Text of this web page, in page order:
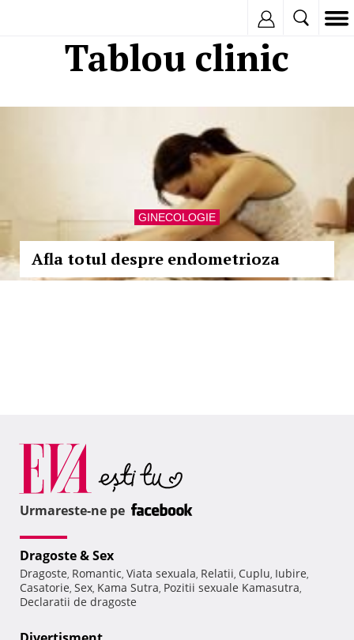
Tablou clinic
GINECOLOGIE
Afla totul despre endometrioza
Urmareste-ne pe
Dragoste & Sex
Dragoste, Romantic, Viata sexuala, Relatii, Cuplu, Iubire,
Casatorie, Sex, Kama Sutra, Pozitii sexuale Kamasutra,
Declaratii de dragoste